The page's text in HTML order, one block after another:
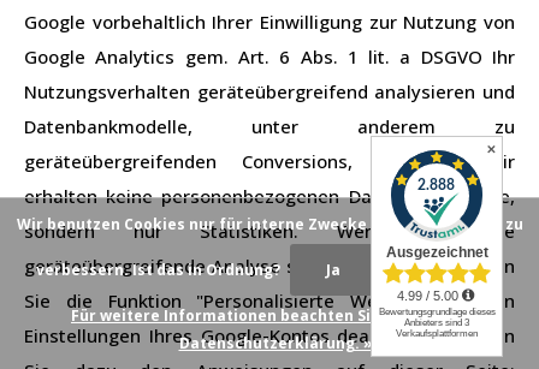
Google vorbehaltlich Ihrer Einwilligung zur Nutzung von
Google Analytics gem. Art. 6 Abs. 1 lit. a DSGVO Ihr
Nutzungsverhalten geräteübergreifend analysieren und
Datenbankmodelle, unter anderem zu
geräteübergreifenden Conversions, erstellen. Wir
erhalten keine personenbezogenen Daten von Google,
sondern nur Statistiken. Wenn Sie die
geräteübergreifende Analyse stoppen möchten, können
Sie die Funktion "Personalisierte Werbung" in den
Einstellungen Ihres Google-Kontos deaktivieren. Folgen
Wir benutzen Cookies nur für interne Zwecke um den Webshop zu
verbessern. Ist das in Ordnung? Ja Nein
Für weitere Informationen beachten Sie bitte unsere
Datenschutzerklärung. »
✕